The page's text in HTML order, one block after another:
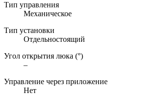
Тип управления
Механическое
Тип установки
Отдельностоящий
Угол открытия люка (°)
–
Управление через приложение
Нет